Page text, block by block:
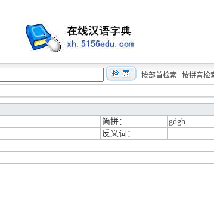
按部首检索 按拼音检
简拼：
gdgb
反义词：